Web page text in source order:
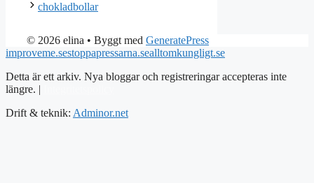
chokladbollar
© 2026 elina • Byggt med GeneratePress
improveme.sestoppapressarna.sealltomkungligt.se
Detta är ett arkiv. Nya bloggar och registreringar accepteras inte
längre. |
Drift & teknik: Adminor.net